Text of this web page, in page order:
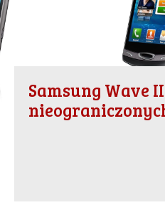
Samsung Wave